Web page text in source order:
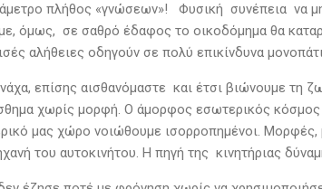
πλήθος «γνώσεων»! Φυσική συνέπεια να
όμως, σε σαθρό έδαφος το οικοδόμημα θα
αλήθειες οδηγούν σε πολύ επικίνδυνα
επίσης αισθανόμαστε και έτσι βιώνουμε τη
χωρίς μορφή. Ο άμορφος εσωτερικός
μας χώρο νοιώθουμε ισορροπημένοι. Μορφές,
του αυτοκινήτου. Η πηγή της κινητήριας